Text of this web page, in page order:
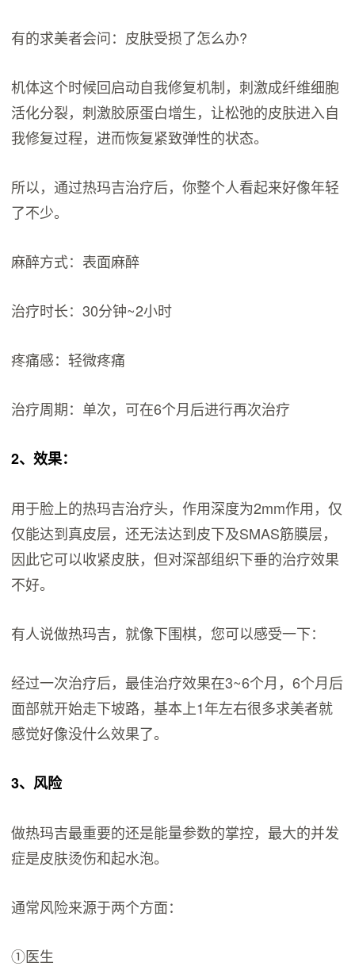
有的求美者会问：皮肤受损了怎么办?
机体这个时候回启动自我修复机制，刺激成纤维细胞
活化分裂，刺激胶原蛋白增生，让松弛的皮肤进入自
我修复过程，进而恢复紧致弹性的状态。
所以，通过热玛吉治疗后，你整个人看起来好像年轻
了不少。
麻醉方式：表面麻醉
治疗时长：30分钟~2小时
疼痛感：轻微疼痛
治疗周期：单次，可在6个月后进行再次治疗
2、效果：
用于脸上的热玛吉治疗头，作用深度为2mm作用，仅
仅能达到真皮层，还无法达到皮下及SMAS筋膜层，
因此它可以收紧皮肤，但对深部组织下垂的治疗效果
不好。
有人说做热玛吉，就像下围棋，您可以感受一下：
经过一次治疗后，最佳治疗效果在3~6个月，6个月后
面部就开始走下坡路，基本上1年左右很多求美者就
感觉好像没什么效果了。
3、风险
做热玛吉最重要的还是能量参数的掌控，最大的并发
症是皮肤烫伤和起水泡。
通常风险来源于两个方面：
①医生